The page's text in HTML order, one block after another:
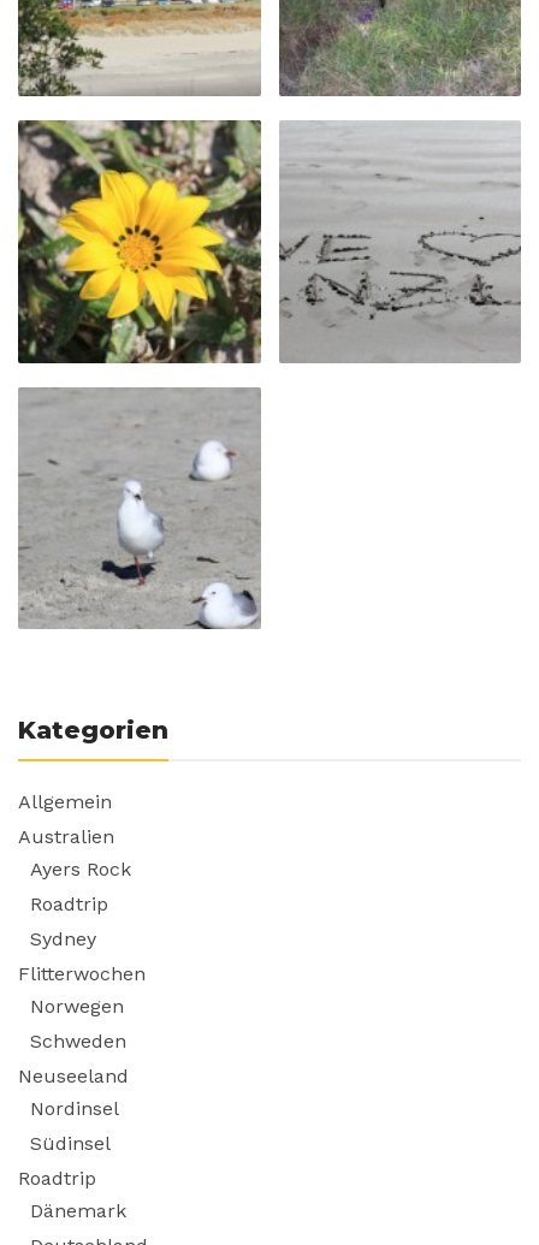
Kategorien
Allgemein
Australien
Ayers Rock
Roadtrip
Sydney
Flitterwochen
Norwegen
Schweden
Neuseeland
Nordinsel
Südinsel
Roadtrip
Dänemark